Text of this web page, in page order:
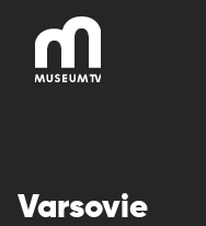
contenu
Varsovie